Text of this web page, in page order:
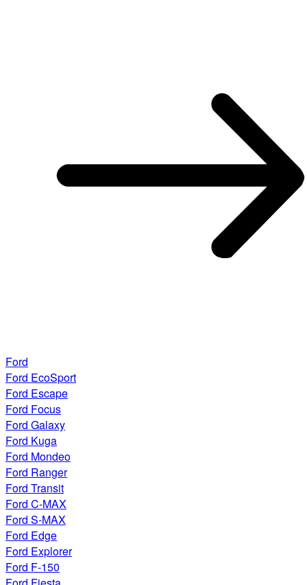
Ford
Ford EcoSport
Ford Escape
Ford Focus
Ford Galaxy
Ford Kuga
Ford Mondeo
Ford Ranger
Ford Transit
Ford C-MAX
Ford S-MAX
Ford Edge
Ford Explorer
Ford F-150